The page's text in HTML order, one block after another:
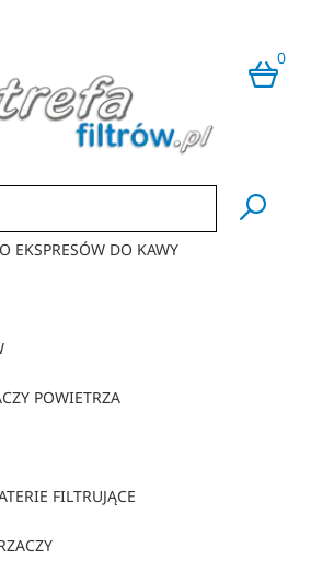
0
​
EKSPRESÓW DO KAWY
POWIETRZA
FILTRUJĄCE